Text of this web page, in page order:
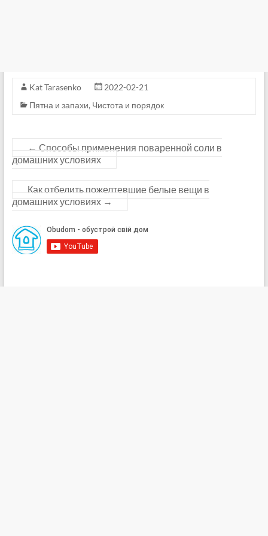
Kat Tarasenko
2022-02-21
Пятна и запахи, Чистота и порядок
← Способы применения поваренной соли в
домашних условиях
Как отбелить пожелтевшие белые вещи в
домашних условиях →